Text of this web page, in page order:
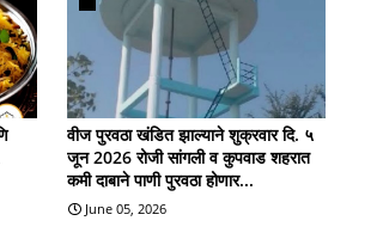
वीज पुरवठा खंडित झाल्याने शुक्रवार दि. ५
जून 2026 रोजी सांगली व कुपवाड शहरात
कमी दाबाने पाणी पुरवठा होणार...
June 05, 2026